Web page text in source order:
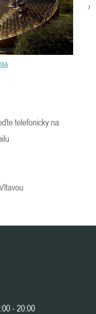
›
telefonicky na
- 20:00